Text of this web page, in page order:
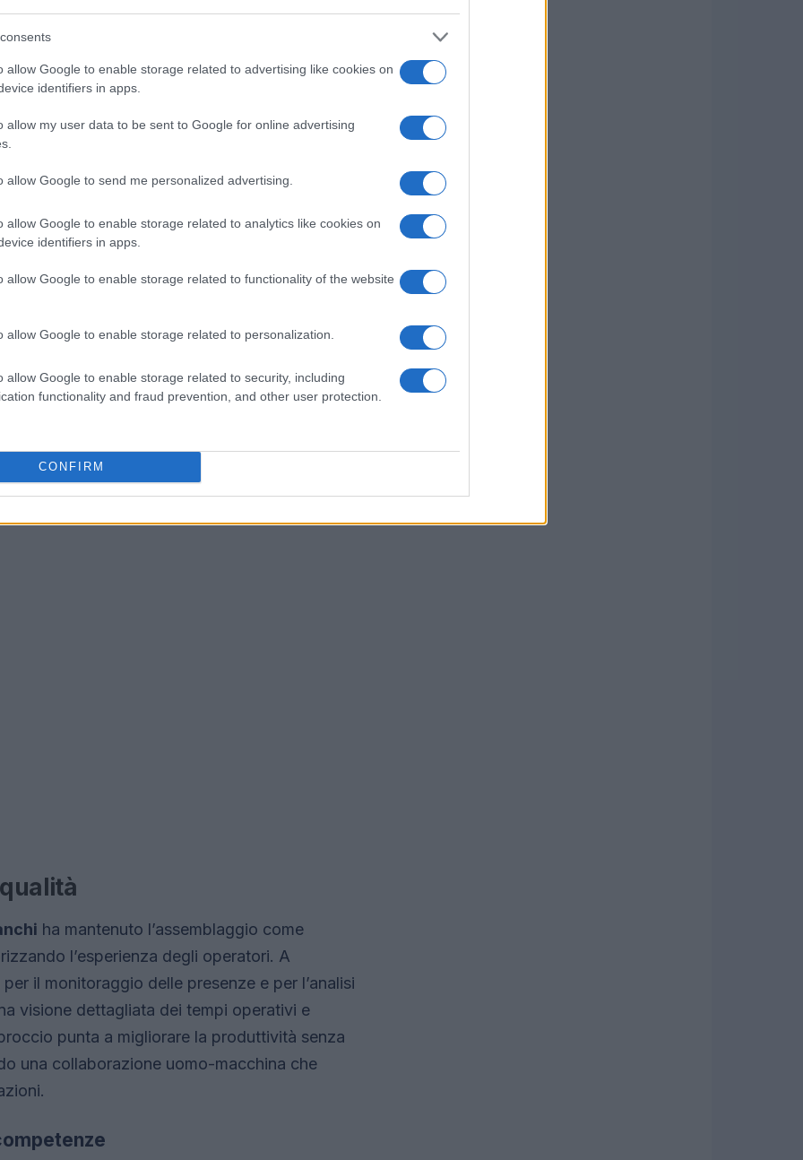
allow Google to enable storage related to advertising like cookies on
identifiers in apps.
allow my user data to be sent to Google for online advertising
allow Google to send me personalized advertising.
allow Google to enable storage related to analytics like cookies on
identifiers in apps.
allow Google to enable storage related to functionality of the website
allow Google to enable storage related to personalization.
allow Google to enable storage related to security, including
functionality and fraud prevention, and other user protection.
CONFIRM
ha ridefinito l’identità produttiva del marchio.
logistica interna
coerente: il consolidamento del
di asset
operativo è arrivato con
un sistema avanzato di gestione del
. Questo consente la creazione di kit
riducono i tempi di attesa e gli errori di
l’efficienza della catena produttiva.
da
che coordina i processi. IlManufacturing
i colli di bottiglia e permette un
attività in linea.
ha mantenuto l’assemblaggio come
l’esperienza degli operatori. A
il monitoraggio delle presenze e per l’analisi
visione dettagliata dei tempi operativi e
punta a migliorare la produttività senza
una collaborazione uomo-macchina che